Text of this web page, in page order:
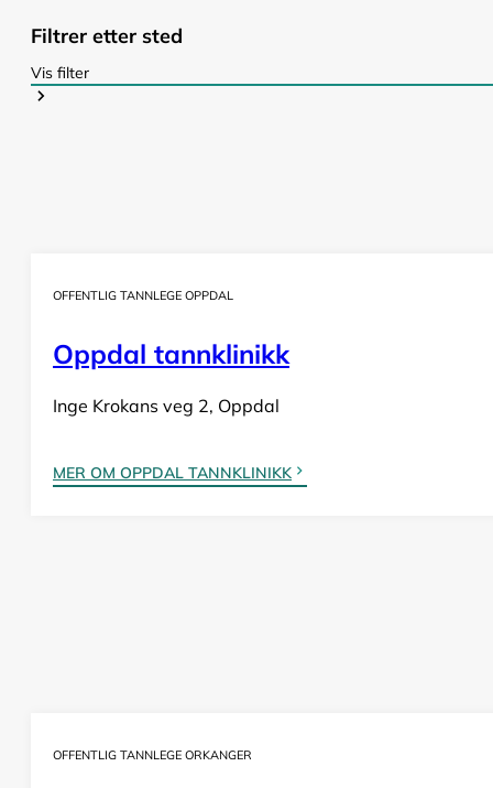
Filtrer etter sted
Vis filter
OFFENTLIG TANNLEGE OPPDAL
Oppdal tannklinikk
Inge Krokans veg 2, Oppdal
MER OM OPPDAL TANNKLINIKK
OFFENTLIG TANNLEGE ORKANGER